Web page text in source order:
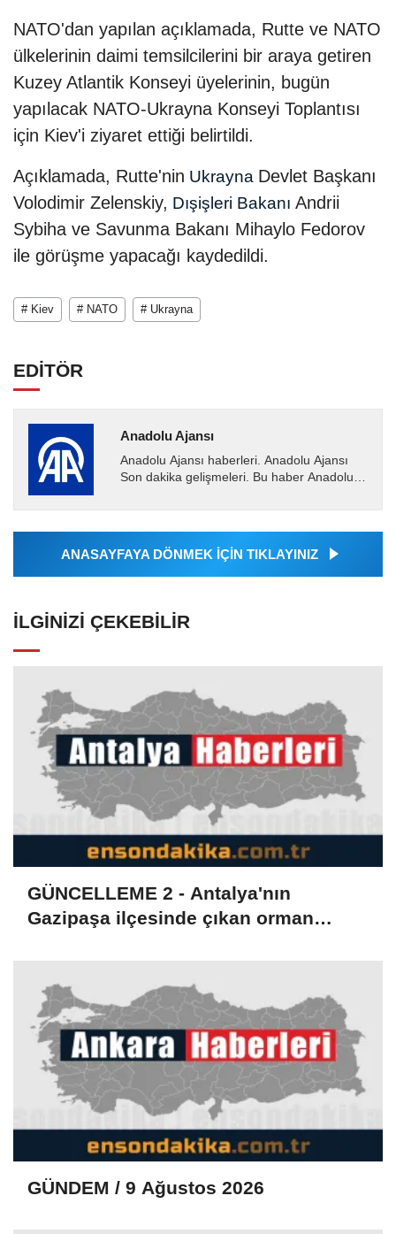
NATO'dan yapılan açıklamada, Rutte ve NATO
ülkelerinin daimi temsilcilerini bir araya getiren
Kuzey Atlantik Konseyi üyelerinin, bugün
yapılacak NATO-Ukrayna Konseyi Toplantısı
için Kiev'i ziyaret ettiği belirtildi.
Açıklamada, Rutte'nin Ukrayna Devlet Başkanı
Volodimir Zelenskiy, Dışişleri Bakanı Andrii
Sybiha ve Savunma Bakanı Mihaylo Fedorov
ile görüşme yapacağı kaydedildi.
# Kiev # NATO # Ukrayna
EDİTÖR
Anadolu Ajansı
Anadolu Ajansı haberleri. Anadolu Ajansı
Son dakika gelişmeleri. Bu haber Anadolu
Ajansı tarafından...
ANASAYFAYA DÖNMEK İÇİN TIKLAYINIZ
İLGINIZI ÇEKEBILIR
GÜNCELLEME 2 - Antalya'nın
Gazipaşa ilçesinde çıkan orman
GÜNDEM / 9 Ağustos 2026